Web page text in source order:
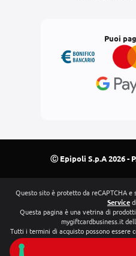
Puoi
Ⓒ Epipoli S.p.A 2026 -
Questo sito è protetto da reCAPTCHA e
Service
Questa pagina è una vetrina di
mygiftcardbusiness.it
Tutti i termini di acquisto possono essere
e
Mastercard® è un marchio registrato e